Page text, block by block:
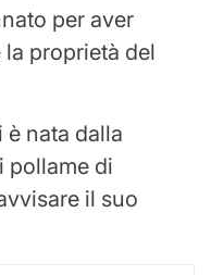
per aver
proprietà del
è nata dalla
pollame di
il suo